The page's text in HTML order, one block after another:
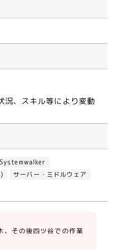
況、スキル等により変動
Systemwalker
サーバー・ミドルウェア
、その後四ツ谷での作業